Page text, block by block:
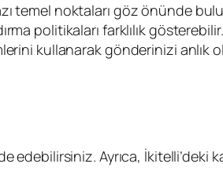
temel noktaları göz önünde
politikaları farklılık
kullanarak gönderinizi anlık
Ayrıca, İkitelli’deki